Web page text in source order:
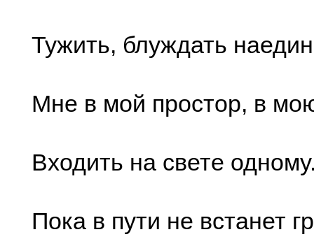
Тужить, блуждать
Мне в мой простор, в
Входить на свете
Пока в пути не встанет